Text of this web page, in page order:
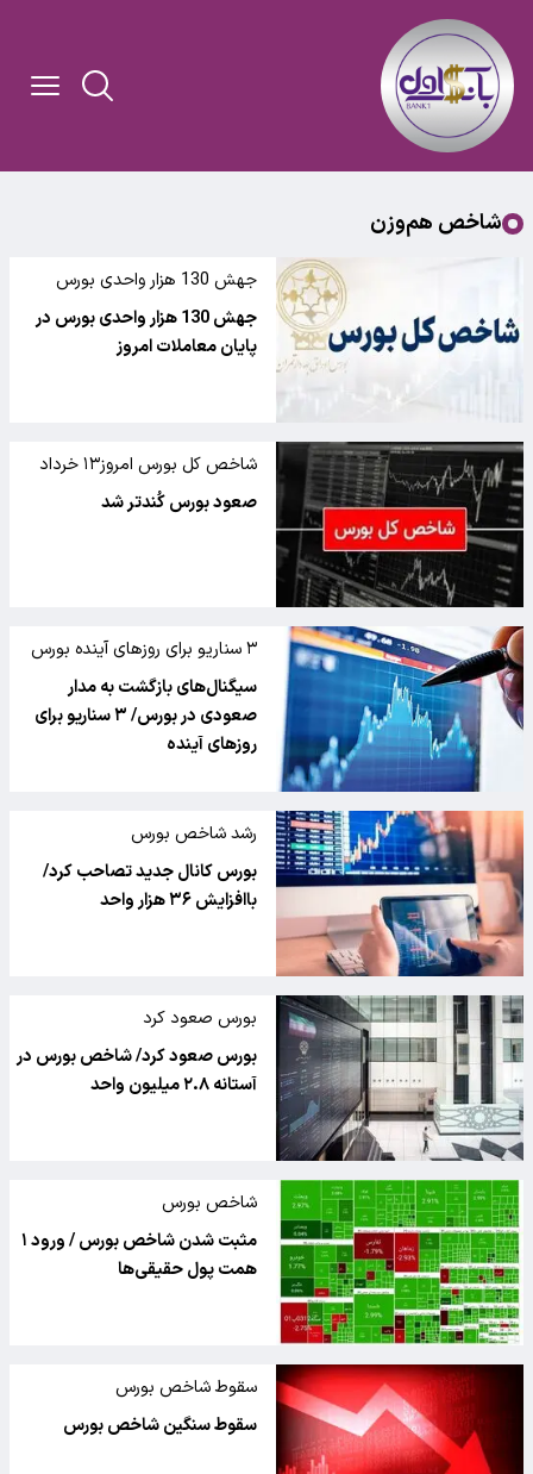
شاخص هم‌وزن
جهش 130 هزار واحدی بورس
جهش 130 هزار واحدی بورس در
پایان معاملات امروز
شاخص کل بورس امروز۱۳ خرداد
صعود بورس کُندتر شد
۳ سناریو برای روزهای آینده بورس
سیگنال‌های بازگشت به مدار
صعودی در بورس/ ۳ سناریو برای
روزهای آینده
رشد شاخص بورس
بورس کانال جدید تصاحب کرد/
باافزایش ۳۶ هزار واحد
بورس صعود کرد
بورس صعود کرد/ شاخص بورس در
آستانه ۲.۸ میلیون واحد
شاخص بورس
مثبت شدن شاخص بورس / ورود ۱
همت پول حقیقی‌ها
سقوط شاخص بورس
سقوط سنگین شاخص بورس